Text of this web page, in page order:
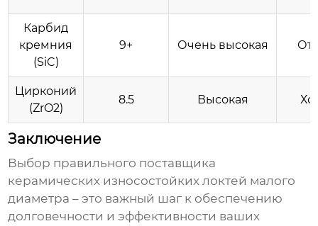
Карбид
кремния
(SiC)
9+ Очень высокая
Цирконий
(ZrO2)
8.5 Высокая
Заключение
Выбор правильного поставщика
керамических износостойких локтей малого
диаметра – это важный шаг к обеспечению
долговечности и эффективности ваших